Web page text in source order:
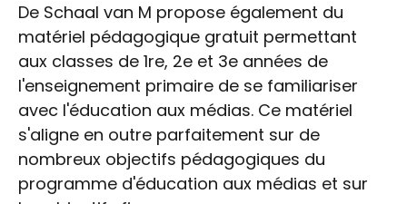
De Schaal van M propose également du
matériel pédagogique gratuit permettant
aux classes de 1re, 2e et 3e années de
l'enseignement primaire de se familiariser
avec l'éducation aux médias. Ce matériel
s'aligne en outre parfaitement sur de
nombreux objectifs pédagogiques du
programme d'éducation aux médias et sur